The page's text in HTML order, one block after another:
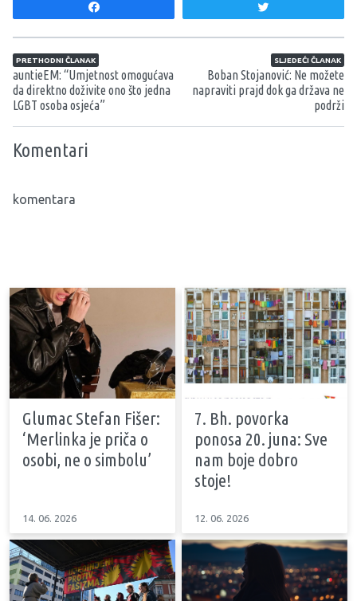
Navigacija članaka
PRETHODNI ČLANAK
auntieEM: “Umjetnost omogućava
da direktno doživite ono što jedna
LGBT osoba osjeća”
SLJEDEĆI ČLANAK
Boban Stojanović: Ne možete
napraviti prajd dok ga država ne
podrži
Komentari
komentara
Glumac Stefan Fišer:
‘Merlinka je priča o
osobi, ne o simbolu’
14. 06. 2026
7. Bh. povorka
ponosa 20. juna: Sve
nam boje dobro
stoje!
12. 06. 2026